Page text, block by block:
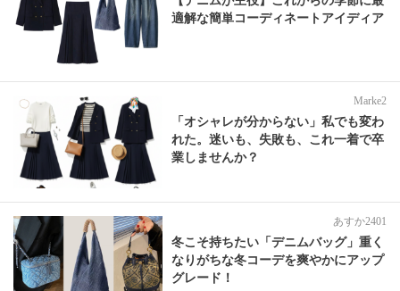
適解な簡単コーディネートアイディア
Marke2
「オシャレが分からない」私でも変わ
れた。迷いも、失敗も、これ一着で卒
業しませんか？
あすか2401
冬こそ持ちたい「デニムバッグ」重く
なりがちな冬コーデを爽やかにアップ
グレード！